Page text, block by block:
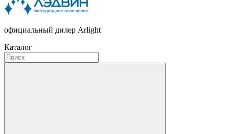
официальный дилер Arlight
Каталог